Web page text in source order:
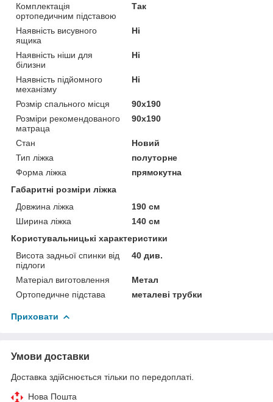
Комплектація
ортопедичним підставою
Так
Наявність висувного
ящика
Ні
Наявність ніши для
білизни
Ні
Наявність підйомного
механізму
Ні
Розмір спального місця
90х190
Розміри рекомендованого
матраца
90х190
Стан
Новий
Тип ліжка
полуторне
Форма ліжка
прямокутна
Габаритні розміри ліжка
Довжина ліжка
190 см
Ширина ліжка
140 см
Користувальницькі характеристики
Висота задньої спинки від
підлоги
40 див.
Матеріал виготовлення
Метал
Ортопедичне підстава
металеві трубки
Приховати
Умови доставки
Доставка здійснюється тільки по передоплаті.
Нова Пошта